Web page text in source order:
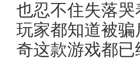
也忍不住失落
玩家都知道被
奇这款游戏都